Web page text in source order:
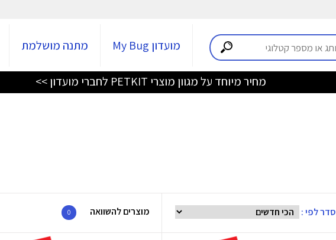
מועדון My Bug מתנה מושלמת
מחיר מיוחד על מגוון מוצרי PETKIT לחברי מועדון >>
סדר לפי : מוצרים להשוואה 0